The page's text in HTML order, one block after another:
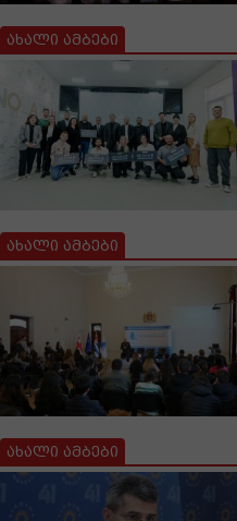
ახალი ამბები
ახალი ამბები
ახალი ამბები